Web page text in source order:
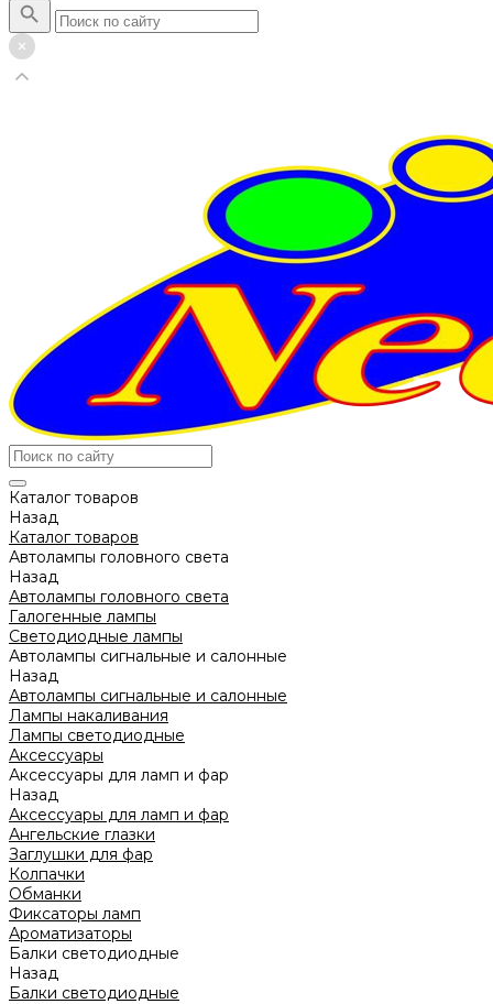
Каталог товаров
Назад
Каталог товаров
Автолампы головного света
Назад
Автолампы головного света
Галогенные лампы
Светодиодные лампы
Автолампы сигнальные и салонные
Назад
Автолампы сигнальные и салонные
Лампы накаливания
Лампы светодиодные
Аксессуары
Аксессуары для ламп и фар
Назад
Аксессуары для ламп и фар
Ангельские глазки
Заглушки для фар
Колпачки
Обманки
Фиксаторы ламп
Ароматизаторы
Балки светодиодные
Назад
Балки светодиодные